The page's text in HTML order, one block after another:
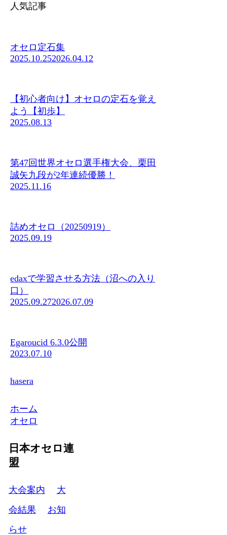
人気記事
オセロ定石集
2025.10.252026.04.12
【初心者向け】オセロの定石を覚え
よう【初歩】
2025.08.13
第47回世界オセロ選手権大会、栗田
誠矢九段が2年連続優勝！
2025.11.16
詰めオセロ（20250919）
2025.09.19
edaxで学習させる方法（沼への入り
口）
2025.09.272026.07.09
Egaroucid 6.3.0公開
2023.07.10
hasera
ホーム
オセロ
日本オセロ連
盟
大会案内
大
会結果
お知
らせ